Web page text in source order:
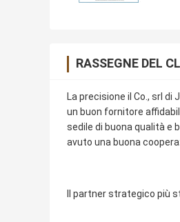
RASSEGNE DEL
La precisione il Co., srl di
un buon fornitore
sedile di buona qualità e
avuto una buona
Il partner strategico più